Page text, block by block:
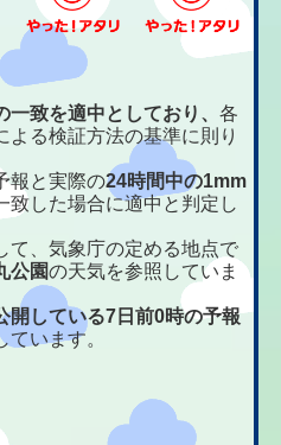
一致を適中としており、各
よる検証方法の基準に則り
報と実際の24時間中の1mm
致した場合に適中と判定し
、気象庁の定める地点で
公園の天気を参照していま
開している7日前0時の予報
ています。